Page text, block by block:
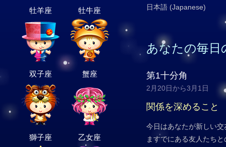
牡羊座 牡牛座
双子座 蟹座
獅子座 乙女座
日本語 (Japanese)
あなたの毎日
第1十分角
2月20日から3月1日
関係を深めること
今日はあなたが新しい
ますでにある友人たち